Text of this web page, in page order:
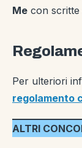
Me con scritte
Per ulteriori
regolamento
ALTRI